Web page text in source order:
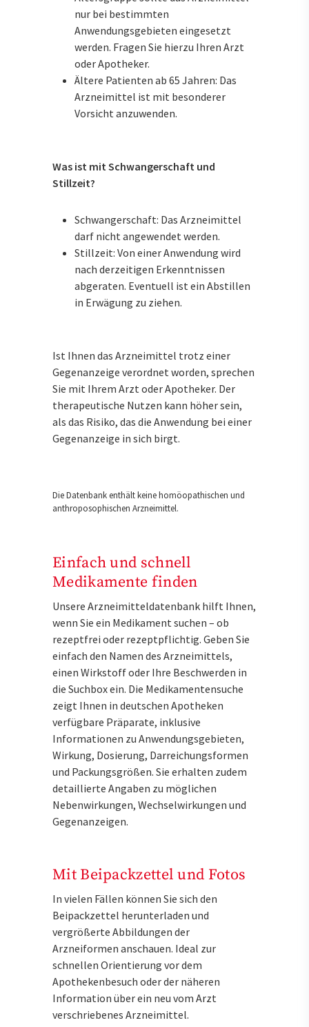
nur bei bestimmten
Anwendungsgebieten eingesetzt
werden. Fragen Sie hierzu Ihren Arzt
oder Apotheker.
Ältere Patienten ab 65 Jahren: Das
Arzneimittel ist mit besonderer
Vorsicht anzuwenden.
Was ist mit Schwangerschaft und
Stillzeit?
Schwangerschaft: Das Arzneimittel
darf nicht angewendet werden.
Stillzeit: Von einer Anwendung wird
nach derzeitigen Erkenntnissen
abgeraten. Eventuell ist ein Abstillen
in Erwägung zu ziehen.
Ist Ihnen das Arzneimittel trotz einer
Gegenanzeige verordnet worden, sprechen
Sie mit Ihrem Arzt oder Apotheker. Der
therapeutische Nutzen kann höher sein,
als das Risiko, das die Anwendung bei einer
Gegenanzeige in sich birgt.
Die Datenbank enthält keine homöopathischen und
anthroposophischen Arzneimittel.
Einfach und schnell
Medikamente finden
Unsere Arzneimitteldatenbank hilft Ihnen,
wenn Sie ein Medikament suchen – ob
rezeptfrei oder rezeptpflichtig. Geben Sie
einfach den Namen des Arzneimittels,
einen Wirkstoff oder Ihre Beschwerden in
die Suchbox ein. Die Medikamentensuche
zeigt Ihnen in deutschen Apotheken
verfügbare Präparate, inklusive
Informationen zu Anwendungsgebieten,
Wirkung, Dosierung, Darreichungsformen
und Packungsgrößen. Sie erhalten zudem
detaillierte Angaben zu möglichen
Nebenwirkungen, Wechselwirkungen und
Gegenanzeigen.
Mit Beipackzettel und Fotos
In vielen Fällen können Sie sich den
Beipackzettel herunterladen und
vergrößerte Abbildungen der
Arzneiformen anschauen. Ideal zur
schnellen Orientierung vor dem
Apothekenbesuch oder der näheren
Information über ein neu vom Arzt
verschriebenes Arzneimittel.